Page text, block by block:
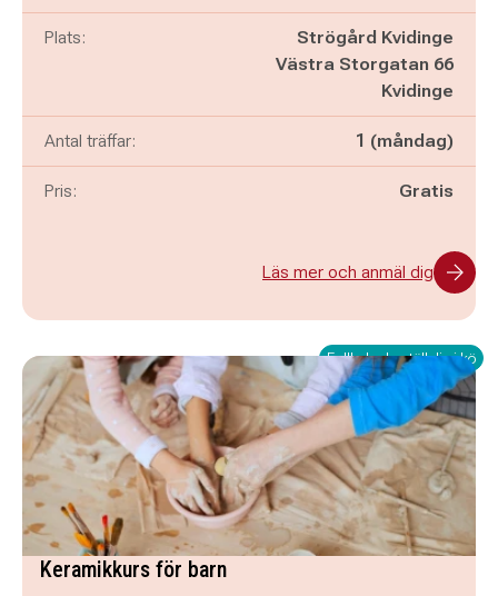
Plats:
Strögård Kvidinge
Västra Storgatan 66
Kvidinge
Antal träffar: 1 (måndag)
Pris: Gratis
Läs mer och anmäl dig
Fullbokad - ställ dig i kö
Keramikkurs för barn